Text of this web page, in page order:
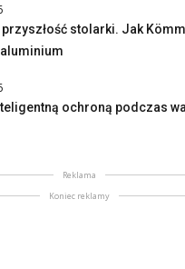
przyszłość stolarki. Jak
aluminium
ochroną podczas
Reklama
Koniec reklamy